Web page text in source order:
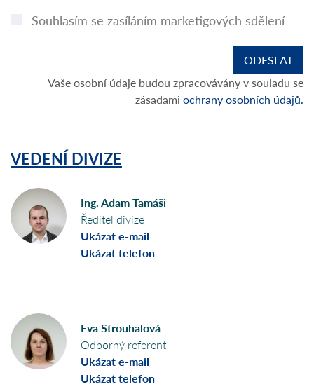
Souhlasím se zasíláním marketigových sdělení
Vaše osobní údaje budou zpracovávány v souladu se
zásadami ochrany osobních údajů.
VEDENÍ DIVIZE
Ing. Adam Tamáši
Ředitel divize
Ukázat e-mail
Ukázat telefon
Eva Strouhalová
Odborný referent
Ukázat e-mail
Ukázat telefon